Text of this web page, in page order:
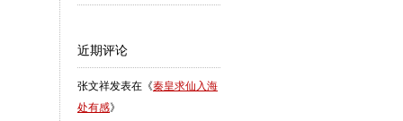
近期评论
张文祥发表在《秦皇求仙入海
处有感》